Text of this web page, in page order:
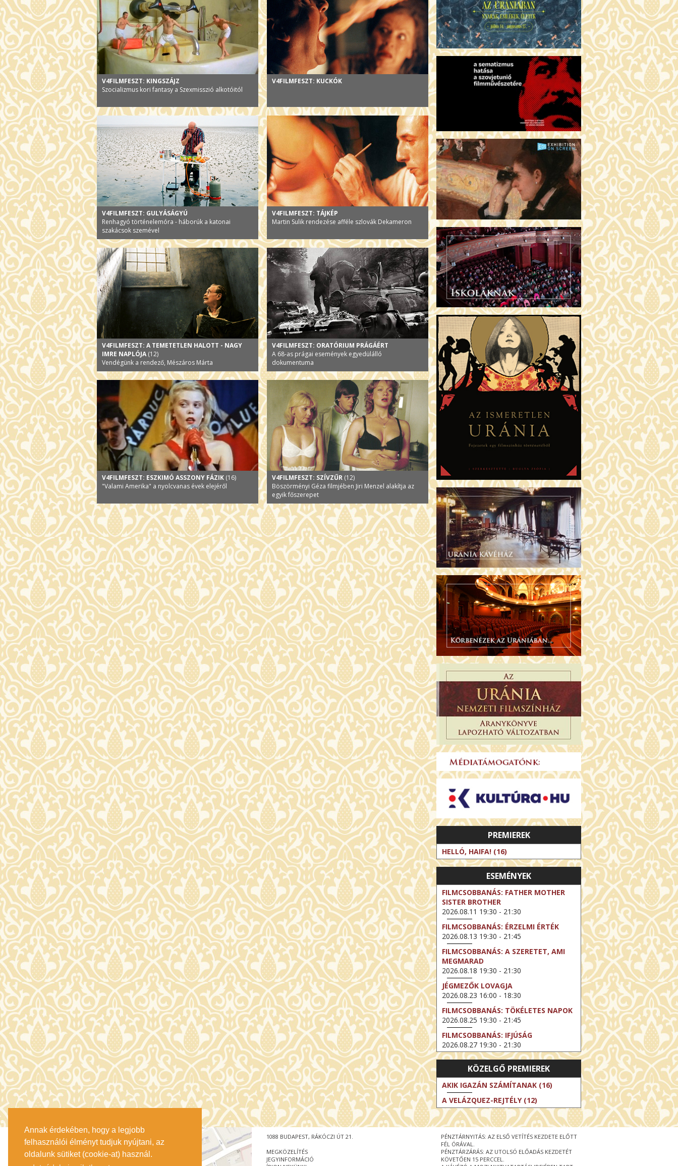
Annak érdekében, hogy a legjobb
felhasználói élményt tudjuk nyújtani, az
oldalunk sütiket (cookie-at) használ.
V4FILMFESZT: KINGSZÁJZ
Szocializmus kori fantasy a Szexmisszió alkotóitól
V4FILMFESZT: KUCKÓK
V4FILMFESZT: GULYÁSÁGYÚ
Renhagyó történelemóra - háborúk a katonai
szakácsok szemével
V4FILMFESZT: TÁJKÉP
Martin Sulik rendezése afféle szlovák Dekameron
V4FILMFESZT: A TEMETETLEN HALOTT - NAGY
IMRE NAPLÓJA (12)
Vendégünk a rendező, Mészáros Márta
V4FILMFESZT: ORATÓRIUM PRÁGÁÉRT
A 68-as prágai események egyedülálló
dokumentuma
V4FILMFESZT: ESZKIMÓ ASSZONY FÁZIK (16)
"Valami Amerika" a nyolcvanas évek elejéről
V4FILMFESZT: SZÍVZŰR (12)
Böszörményi Géza filmjében Jiri Menzel alakítja az
egyik főszerepet
PREMIEREK
HELLÓ, HAIFA! (16)
ESEMÉNYEK
FILMCSOBBANÁS: FATHER MOTHER
SISTER BROTHER
2026.08.11 19:30 - 21:30
FILMCSOBBANÁS: ÉRZELMI ÉRTÉK
2026.08.13 19:30 - 21:45
FILMCSOBBANÁS: A SZERETET, AMI
MEGMARAD
2026.08.18 19:30 - 21:30
JÉGMEZŐK LOVAGJA
2026.08.23 16:00 - 18:30
FILMCSOBBANÁS: TÖKÉLETES NAPOK
2026.08.25 19:30 - 21:45
FILMCSOBBANÁS: IFJÚSÁG
2026.08.27 19:30 - 21:30
EXHIBITION ON SCREEN: VINCENT
VAN GOGH - ÚJ LÁTÁSMÓD
2026.08.30 11:00 - 12:30
NT LIVE / DAVID IRELAND: THE FIFTH
STEP
2026.09.01 19:00 - 21:00
BERLIN ELESTE
2026.09.13 16:00 - 19:00
NT LIVE / OSCAR WILDE: THE
IMPORTANCE OF BEING EARNEST
KÖZELGŐ PREMIEREK
AKIK IGAZÁN SZÁMÍTANAK (16)
A VELÁZQUEZ-REJTÉLY (12)
PÉNZTÁRNYITÁS: AZ ELSŐ VETÍTÉS KEZDETE ELŐTT
FÉL ÓRÁVAL.
PÉNZTÁRZÁRÁS: AZ UTOLSÓ ELŐADÁS KEZDETÉT
KÖVETŐEN 15 PERCCEL.
1088 BUDAPEST, RÁKÓCZI ÚT 21.
MEGKÖZELÍTÉS
JEGYINFORMÁCIÓ